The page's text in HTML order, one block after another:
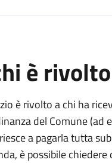
è rivolto
è rivolto a chi ha
del Comune (ad
a pagarla tutta
è possibile